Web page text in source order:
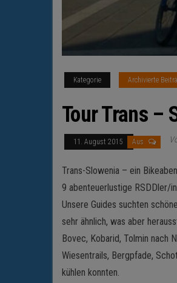
Kategorie Archivierte
Tour Trans –
11. August 2015 Aus
Trans-Slowenia – ein
9 abenteuerlustige RSDDler/
Unsere Guides suchten
sehr ähnlich, was aber
Bovec, Kobarid, Tolmin nach
Wiesentrails, Bergpfade,
kühlen konnten.